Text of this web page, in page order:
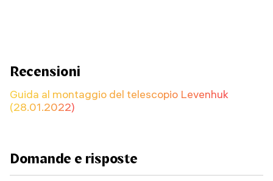
Recensioni
Guida al montaggio del telescopio Levenhuk
(28.01.2022)
Domande e risposte